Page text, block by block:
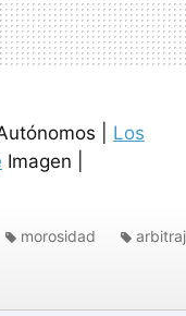
| Los
Imagen |
morosidad